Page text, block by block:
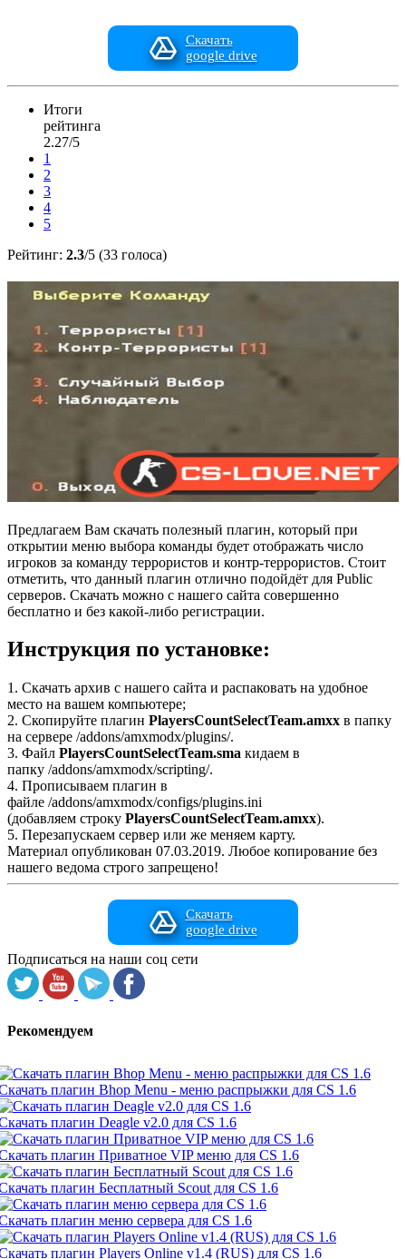
Скачать
google drive
Итоги
рейтинга
2.27/5
1
2
3
4
5
Рейтинг: 2.3/5 (33 голоса)
Предлагаем Вам скачать полезный плагин, который при
открытии меню выбора команды будет отображать число
игроков за команду террористов и контр-террористов. Стоит
отметить, что данный плагин отлично подойдёт для Public
серверов. Скачать можно с нашего сайта совершенно
бесплатно и без какой-либо регистрации.
Инструкция по установке:
1. Скачать архив с нашего сайта и распаковать на удобное
место на вашем компьютере;
2. Скопируйте плагин PlayersCountSelectTeam.amxx в папку
на сервере /addons/amxmodx/plugins/.
3. Файл PlayersCountSelectTeam.sma кидаем в
папку /addons/amxmodx/scripting/.
4. Прописываем плагин в
файле /addons/amxmodx/configs/plugins.ini
(добавляем строку PlayersCountSelectTeam.amxx).
5. Перезапускаем сервер или же меняем карту.
Материал опубликован 07.03.2019. Любое копирование без
нашего ведома строго запрещено!
Скачать
google drive
Подписаться на наши соц сети
Рекомендуем
плагин Bhop Menu - меню распрыжки для CS 1.6
плагин Deagle v2.0 для CS 1.6
плагин Приватное VIP меню для CS 1.6
плагин Бесплатный Scout для CS 1.6
плагин меню сервера для CS 1.6
плагин Players Online v1.4 (RUS) для CS 1.6